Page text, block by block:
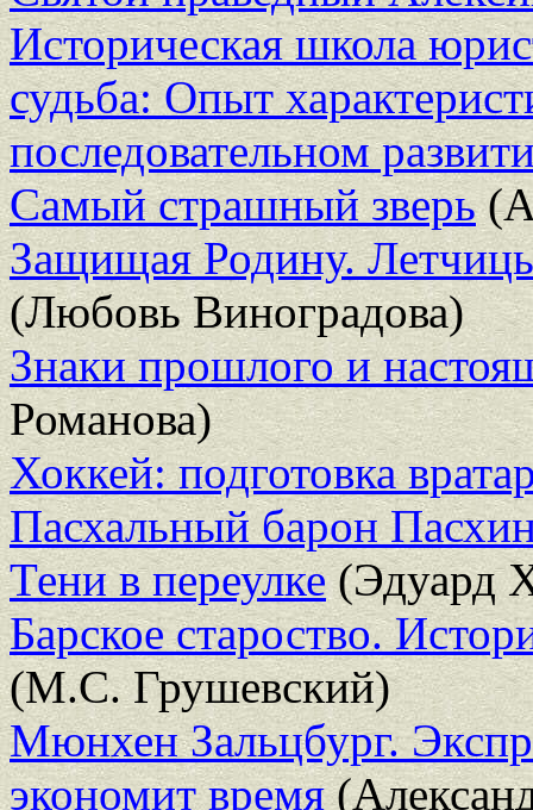
Историческая школа
судьба: Опыт
последовательном
Самый страшный зверь
Защищая Родину.
(Любовь Виноградова)
Знаки прошлого и
Романова)
Хоккей: подготовка
Пасхальный барон
Тени в переулке(Эдуард
Барское староство.
(М.С. Грушевский)
Мюнхен Зальцбург.
экономит время